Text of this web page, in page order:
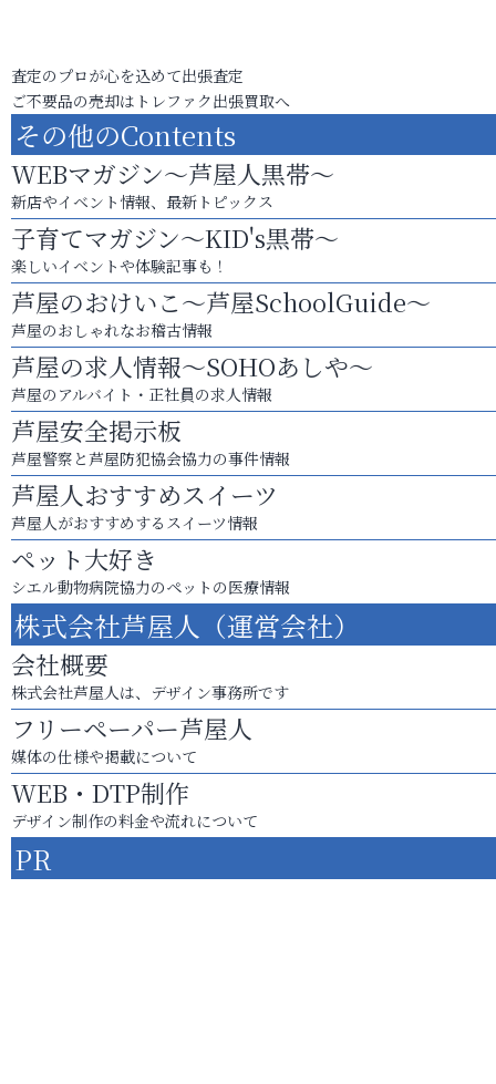
査定のプロが心を込めて出張査定
ご不要品の売却はトレファク出張買取へ
その他のContents
WEBマガジン～芦屋人黒帯～
新店やイベント情報、最新トピックス
子育てマガジン～KID's黒帯～
楽しいイベントや体験記事も！
芦屋のおけいこ～芦屋SchoolGuide～
芦屋のおしゃれなお稽古情報
芦屋の求人情報～SOHOあしや～
芦屋のアルバイト・正社員の求人情報
芦屋安全掲示板
芦屋警察と芦屋防犯協会協力の事件情報
芦屋人おすすめスイーツ
芦屋人がおすすめするスイーツ情報
ペット大好き
シエル動物病院協力のペットの医療情報
株式会社芦屋人（運営会社）
会社概要
株式会社芦屋人は、デザイン事務所です
フリーペーパー芦屋人
媒体の仕様や掲載について
WEB・DTP制作
デザイン制作の料金や流れについて
PR